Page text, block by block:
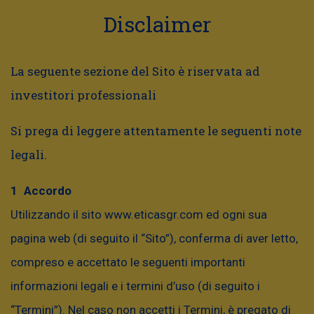
Quote e rendimenti – classe I
RENDIMENTI – CLASSE I
In questa sezione potrai visualizzare tutte le
quotazioni dei fondi etici di Etica Sgr, consultare
l’andamento di uno o più fondi che ti interessano
Disclaimer
La seguente sezione del Sito è riservata ad
investitori professionali
Si prega di leggere attentamente le seguenti note
legali.
Accordo
Utilizzando il sito www.eticasgr.com ed ogni sua
pagina web (di seguito il “Sito”), conferma di aver letto,
compreso e accettato le seguenti importanti
informazioni legali e i termini d’uso (di seguito i
“Termini”). Nel caso non accetti i Termini, è pregato di